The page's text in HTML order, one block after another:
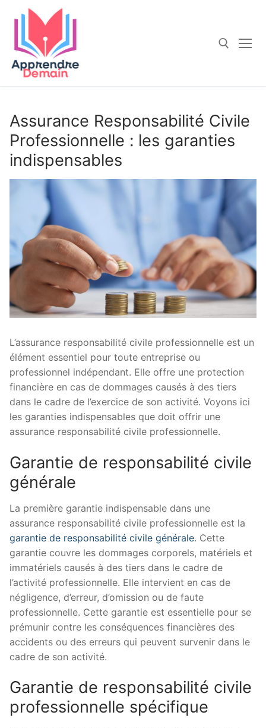
contenu
Assurance Responsabilité Civile
Professionnelle : les garanties
indispensables
L’assurance responsabilité civile professionnelle est un
élément essentiel pour toute entreprise ou
professionnel indépendant. Elle offre une protection
financière en cas de dommages causés à des tiers
dans le cadre de l’exercice de son activité. Voyons ici
les garanties indispensables que doit offrir une
assurance responsabilité civile professionnelle.
Garantie de responsabilité civile
générale
La première garantie indispensable dans une
assurance responsabilité civile professionnelle est la
garantie de responsabilité civile générale. Cette
garantie couvre les dommages corporels, matériels et
immatériels causés à des tiers dans le cadre de
l’activité professionnelle. Elle intervient en cas de
négligence, d’erreur, d’omission ou de faute
professionnelle. Cette garantie est essentielle pour se
prémunir contre les conséquences financières des
accidents ou des erreurs qui peuvent survenir dans le
cadre de son activité.
Garantie de responsabilité civile
professionnelle spécifique